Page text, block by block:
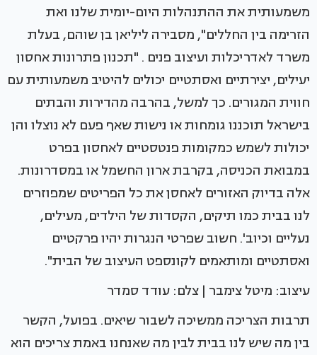
משמעותית את ההתנהלות היום-יומית שלנו ואת
הזרימה בין החללים", מסבירה ליליאן בן שוהם, בעלת
משרד לאדריכלות ועיצוב פנים . "תכנון פתרונות אחסון
יעילים, יצירתיים ואסתטיים יכולים להיטיב משמעותית עם
חווית המגורים. כך למשל, בהרבה מהדירות והבתים
בישראל תוכננו גומחות או נישות שאף פעם לא נוצלו והן
יכולות לשמש כמקומות פנטסטיים לאחסון בפרט
במבואת הכניסה, בקרבת ארון החשמל או במסדרונות.
אלה בדיוק האזורים לאחסן את כל הפריטים שמפוזרים
לנו בבית כמו תיקים, הקסדות של הילדים, מעילים,
נעליים וכיוב'. חשוב שפרטי הנגרות יהיו פרקטיים
ואסתטיים ומותאמים לקונספט העיצוב של הבית".
עיצוב: מיטל צימבר | צלם: עודד סמדר
תרבות הצריכה ממשיכה לשבור שיאים. בפועל, הקשר
בין מה שיש לנו בבית לבין מה שאנחנו באמת צריכים הוא